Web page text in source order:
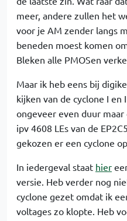
meer, andere zullen het
voor je AM zender langs
beneden moest komen
Bleken alle PMOSen
Maar ik heb eens bij
kijken van de cyclone I en
ongeveer even duur maar
ipv 4608 LEs van de
gekozen er een cyclone
In iedergeval staat hier
versie. Heb verder nog
cyclone gezet omdat ik
voltages zo klopte. Heb